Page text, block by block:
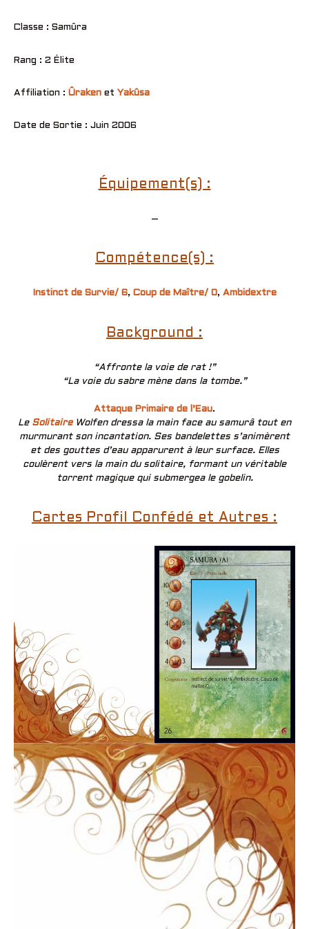
Classe : Samûra
Rang : 2 Élite
Affiliation : Ûraken et Yakûsa
Date de Sortie : Juin 2006
Équipement(s) :
–
Compétence(s) :
Instinct de Survie/ 6, Coup de Maître/ 0, Ambidextre
Background :
“Affronte la voie de rat !”
“La voie du sabre mène dans la tombe.”
Attaque Primaire de l’Eau.
Le SolitaireWolfen dressa la main face au samurâ tout en
murmurant son incantation. Ses bandelettes s’animèrent
et des gouttes d’eau apparurent à leur surface. Elles
coulèrent vers la main du solitaire, formant un véritable
torrent magique qui submergea le gobelin.
Cartes Profil Confédé et Autres :